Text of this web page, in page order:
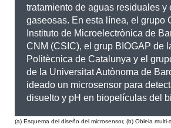
tratamiento de aguas residuales y
gaseosas. En esta línea, el grupo
Instituto de Microelectrònica de
CNM (CSIC), el grup BIOGAP de
Politècnica de Catalunya y el
de la Universitat Autònoma de
ideado un microsensor para
disuelto y pH en biopelículas del
(a) Esquema del diseño del microsensor, (b) Obleia